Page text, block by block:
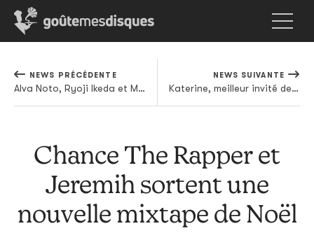
NEWS PRÉCÉDENTE
Alva Noto, Ryoji Ikeda et Mika Vainio réunis par-delà la mort
NEWS SUIVANTE
Katerine, meilleur invité de Planète Rap en 2017
Chance The Rapper et
Jeremih sortent une
nouvelle mixtape de Noël